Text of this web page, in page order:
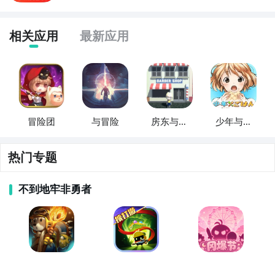
相关应用 最新应用
冒险团 与冒险
房东与美
少年与美
热门专题
不到地牢非勇者